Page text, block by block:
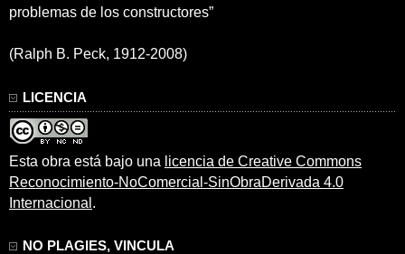
problemas de los constructores”
(Ralph B. Peck, 1912-2008)
LICENCIA
Esta obra está bajo una licencia de Creative Commons
Reconocimiento-NoComercial-SinObraDerivada 4.0
Internacional .
NO PLAGIES, VINCULA